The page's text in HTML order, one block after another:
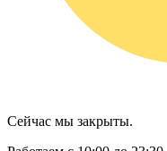
Сейчас мы закрыты.